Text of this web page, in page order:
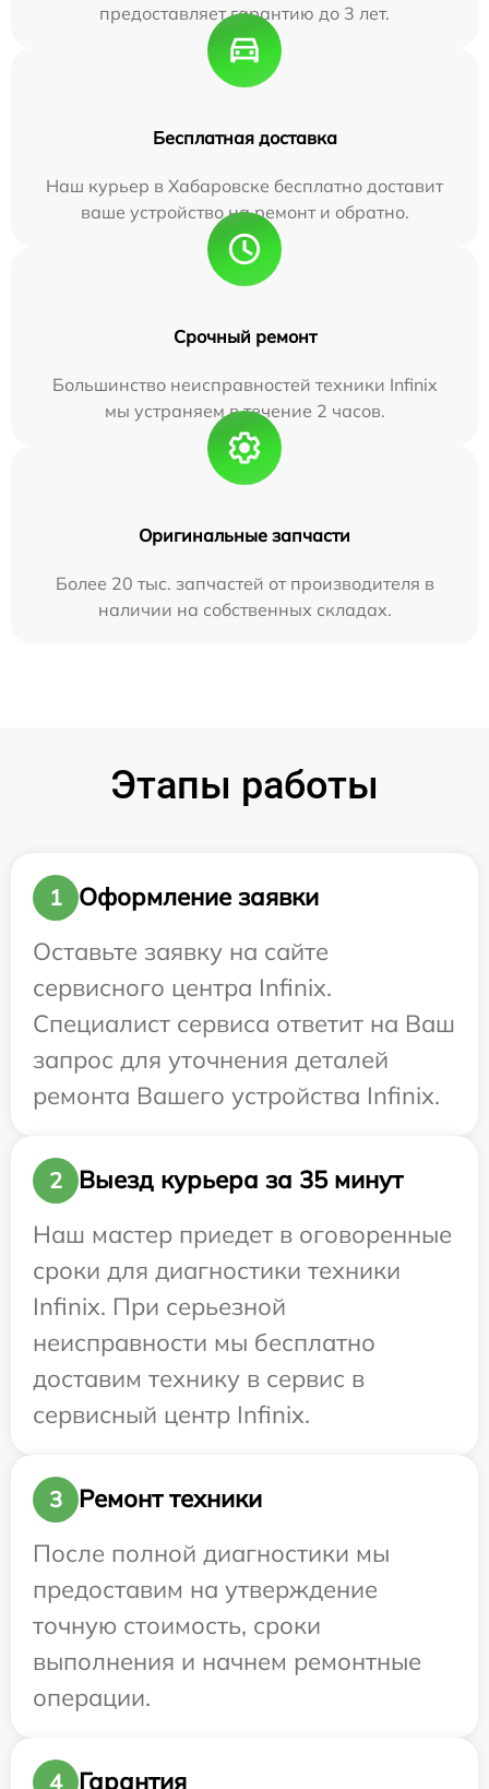
предоставляет гарантию до 3 лет.
Бесплатная доставка
Наш курьер в Хабаровске бесплатно доставит
ваше устройство на ремонт и обратно.
Срочный ремонт
Большинство неисправностей техники Infinix
мы устраняем в течение 2 часов.
Оригинальные запчасти
Более 20 тыс. запчастей от производителя в
наличии на собственных складах.
Этапы работы
1
Оформление заявки
Оставьте заявку на сайте
сервисного центра Infinix.
Специалист сервиса ответит на Ваш
запрос для уточнения деталей
ремонта Вашего устройства Infinix.
2
Выезд курьера за 35 минут
Наш мастер приедет в оговоренные
сроки для диагностики техники
Infinix. При серьезной
неисправности мы бесплатно
доставим технику в сервис в
сервисный центр Infinix.
3
Ремонт техники
После полной диагностики мы
предоставим на утверждение
точную стоимость, сроки
выполнения и начнем ремонтные
операции.
4 Гарантия